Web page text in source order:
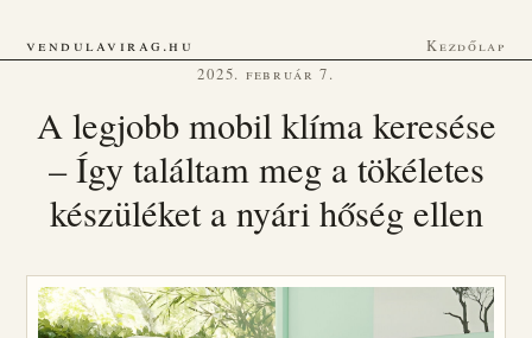
vendulavirag.hu Kezdőlap
2025. február 7.
A legjobb mobil klíma keresése
– Így találtam meg a tökéletes
készüléket a nyári hőség ellen